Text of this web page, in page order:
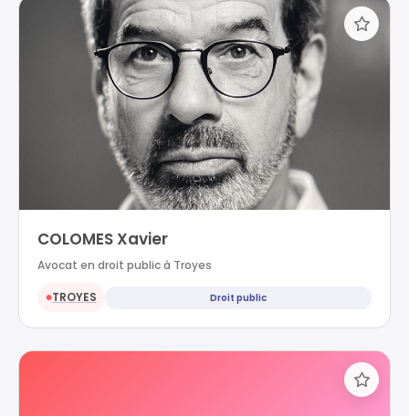
COLOMES Xavier
Avocat en droit public à Troyes
●TROYES Droit public